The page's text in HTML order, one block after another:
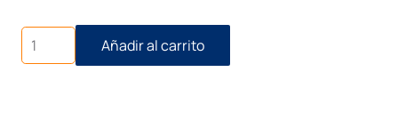
Recurso
contencioso-
administrativo:
Añadir al carrito